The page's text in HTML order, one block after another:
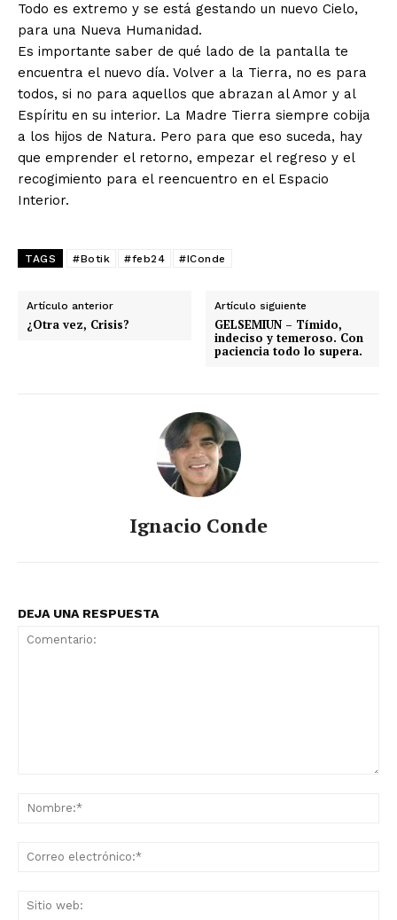
Todo es extremo y se está gestando un nuevo Cielo,
para una Nueva Humanidad.
Es importante saber de qué lado de la pantalla te
encuentra el nuevo día. Volver a la Tierra, no es para
todos, si no para aquellos que abrazan al Amor y al
Espíritu en su interior. La Madre Tierra siempre cobija
a los hijos de Natura. Pero para que eso suceda, hay
que emprender el retorno, empezar el regreso y el
recogimiento para el reencuentro en el Espacio
Interior.
TAGS #Botik #feb24 #IConde
Artículo anterior
¿Otra vez, Crisis?
Artículo siguiente
GELSEMIUN – Tímido,
indeciso y temeroso. Con
paciencia todo lo supera.
Ignacio Conde
DEJA UNA RESPUESTA